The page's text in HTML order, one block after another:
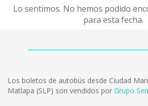
Lo sentimos. No hemos podido
para esta fecha.
Los boletos de autobús desde Ciudad
Matlapa (SLP) son vendidos por Grupo